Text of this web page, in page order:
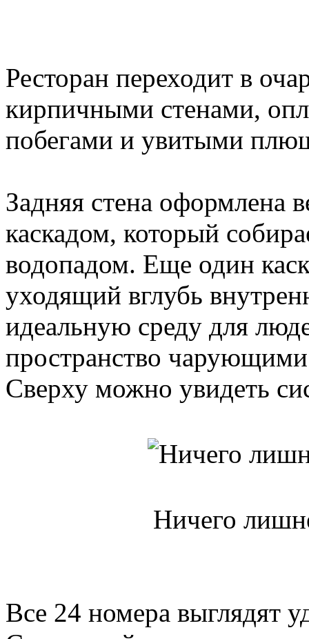
Ресторан переходит в
кирпичными стенами,
побегами и увитыми
Задняя стена оформлена
каскадом, который
водопадом. Еще один
уходящий вглубь
идеальную среду для
пространство
Сверху можно увидеть
Ничего
Все 24 номера выглядят